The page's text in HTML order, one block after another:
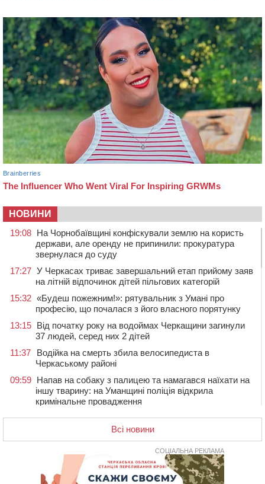
НОВИНИ
19:08 На Чорнобаївщині конфіскували землю на користь
держави, але оренду не припинили: прокуратура
звернулася до суду
17:27 У Черкасах триває завершальний етап прийому заяв
на літній відпочинок дітей пільгових категорій
15:32 «Будеш пожежним!»: рятувальник з Умані про
професію, що почалася з його власного порятунку
13:15 Від початку року на водоймах Черкащини загинули
37 людей, серед них 2 дітей
11:37
Водійка на смерть збила велосипедиста в
Черкаському районі
09:59 Напав на собаку з палицею та намагався наїхати на
іншу тварину: на Уманщині поліція відкрила
кримінальне провадження
08:44 Безкоштовне харчування, укриття та STEM: Черкаси
готують освітню галузь до нового навчального року
Черкаські вершники здобули нагороди української
першості
Всі новини
СОЦІАЛЬНА РЕКЛАМА